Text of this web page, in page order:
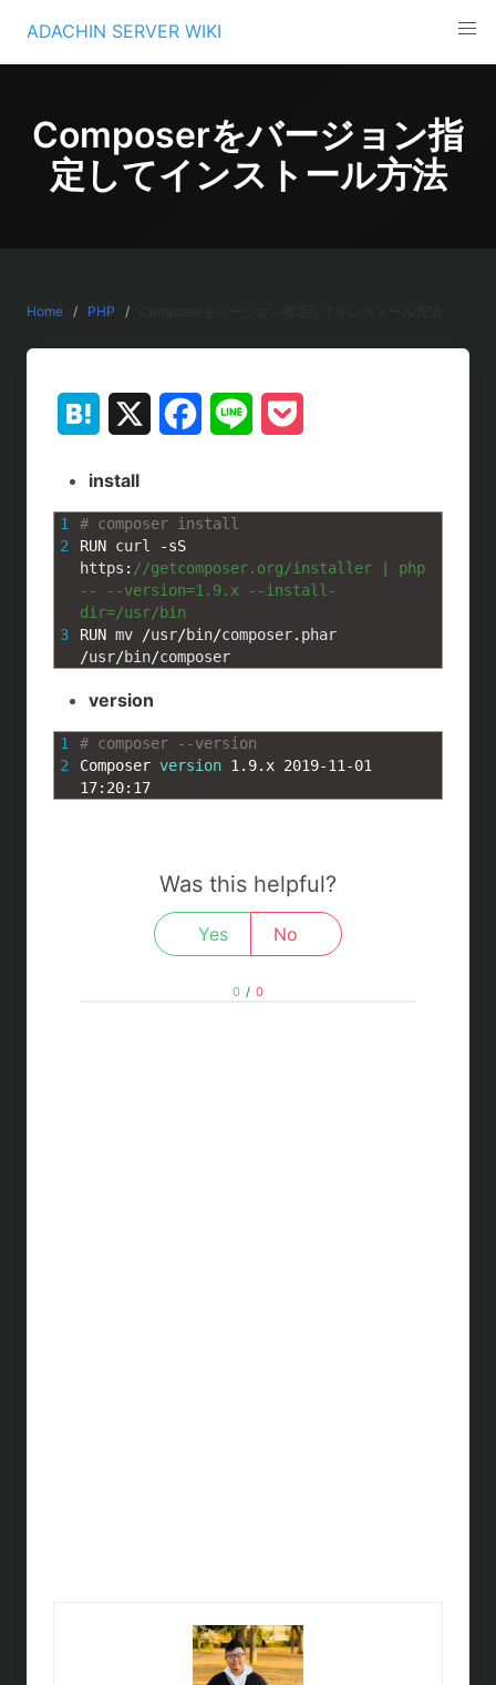
content
ADACHIN SERVER WIKI
Composerをバージョン指
定してインストール方法
Home PHP
e
n
a
b
o
e
install
1
2
3
# composer install
RUN curl -
https : //getcomposer.org/installer | php
-- --version=1.9.x --install-
dir=/usr/bin
RUN mv /usr/bin/composer. phar
/usr/bin/composer
version
1
2
# composer --version
Composer version 1.9.x 2019-11 -01
17: 20: 17
Was this helpful?
Yes No
0 / 0